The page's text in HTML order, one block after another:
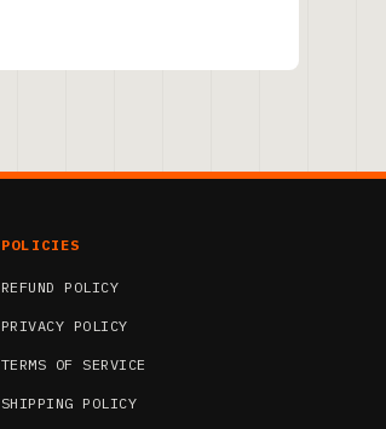
POLICIES
REFUND POLICY
PRIVACY POLICY
TERMS OF SERVICE
SHIPPING POLICY